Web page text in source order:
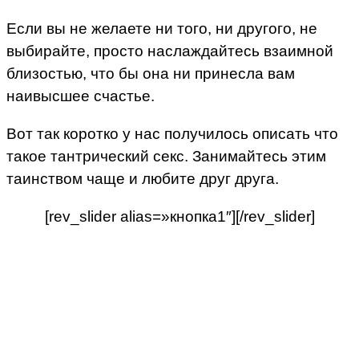
Если вы не желаете ни того, ни другого, не
выбирайте, просто наслаждайтесь взаимной
близостью, что бы она ни принесла вам
наивысшее счастье.
Вот так коротко у нас получилось описать что
такое тантрический секс. Занимайтесь этим
таинством чаще и любите друг друга.
[rev_slider alias=»кнопка1″][/rev_slider]